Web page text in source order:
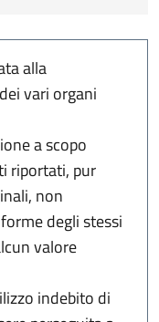
alla
vari organi
a scopo
riportati, pur
non
degli stessi
valore
indebito di